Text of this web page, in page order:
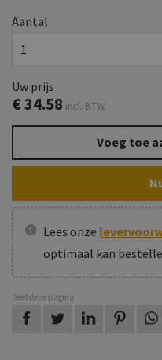
Aantal
Uw prijs
€34.58 incl. BTW
Voeg toe
Lees onze
optimaal kan
Deel deze pagina
op Facebookop Twitterop LinkedIn
op